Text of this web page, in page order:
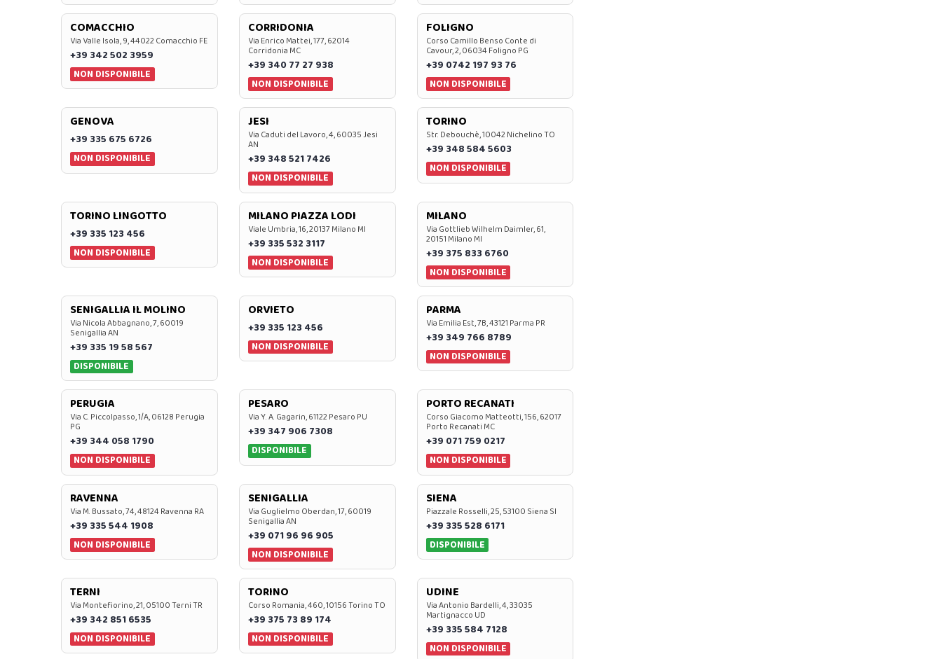
COMACCHIO
Via Valle Isola, 9, 44022 Comacchio FE
+39 342 502 3959
NON DISPONIBILE
CORRIDONIA
Via Enrico Mattei, 177, 62014
Corridonia MC
+39 340 77 27 938
NON DISPONIBILE
FOLIGNO
Corso Camillo Benso Conte di
Cavour, 2, 06034 Foligno PG
+39 0742 197 93 76
NON DISPONIBILE
GENOVA
+39 335 675 6726
NON DISPONIBILE
JESI
Via Caduti del Lavoro, 4, 60035 Jesi
AN
+39 348 521 7426
NON DISPONIBILE
TORINO
Str. Debouchè, 10042 Nichelino TO
+39 348 584 5603
NON DISPONIBILE
TORINO LINGOTTO
+39 335 123 456
NON DISPONIBILE
MILANO PIAZZA LODI
Viale Umbria, 16, 20137 Milano MI
+39 335 532 3117
NON DISPONIBILE
MILANO
Via Gottlieb Wilhelm Daimler, 61,
20151 Milano MI
+39 375 833 6760
NON DISPONIBILE
SENIGALLIA IL MOLINO
Via Nicola Abbagnano, 7, 60019
Senigallia AN
+39 335 19 58 567
DISPONIBILE
ORVIETO
+39 335 123 456
NON DISPONIBILE
PARMA
Via Emilia Est, 7B, 43121 Parma PR
+39 349 766 8789
NON DISPONIBILE
PERUGIA
Via C. Piccolpasso, 1/A, 06128 Perugia
PG
+39 344 058 1790
NON DISPONIBILE
PESARO
Via Y. A. Gagarin, 61122 Pesaro PU
+39 347 906 7308
DISPONIBILE
PORTO RECANATI
Corso Giacomo Matteotti, 156, 62017
Porto Recanati MC
+39 071 759 0217
NON DISPONIBILE
RAVENNA
Via M. Bussato, 74, 48124 Ravenna RA
+39 335 544 1908
NON DISPONIBILE
SENIGALLIA
Via Guglielmo Oberdan, 17, 60019
Senigallia AN
+39 071 96 96 905
NON DISPONIBILE
SIENA
Piazzale Rosselli, 25, 53100 Siena SI
+39 335 528 6171
DISPONIBILE
TERNI
Via Montefiorino, 21, 05100 Terni TR
+39 342 851 6535
NON DISPONIBILE
TORINO
Corso Romania, 460, 10156 Torino TO
+39 375 73 89 174
NON DISPONIBILE
UDINE
Via Antonio Bardelli, 4, 33035
Martignacco UD
+39 335 584 7128
NON DISPONIBILE